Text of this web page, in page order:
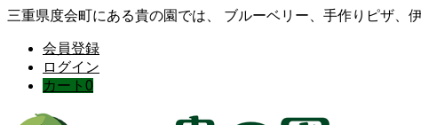
三重県度会町にある貴の園では、 ブルーベリー、手作りピザ、
会員登録
ログイン
カート 0